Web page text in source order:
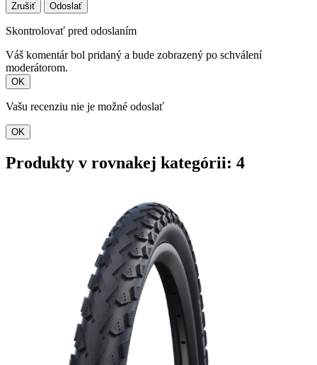
Zrušiť Odoslať
Skontrolovať pred odoslaním
Váš komentár bol pridaný a bude zobrazený po schválení
moderátorom.
OK
Vašu recenziu nie je možné odoslať
OK
Produkty v rovnakej kategórii: 4